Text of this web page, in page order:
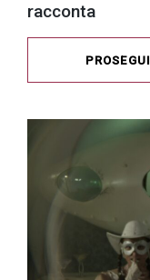
racconta
PROSEGUI